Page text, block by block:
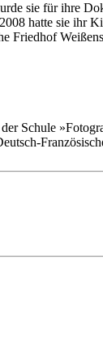
sie für ihre
hatte sie ihr
Friedhof
Schule